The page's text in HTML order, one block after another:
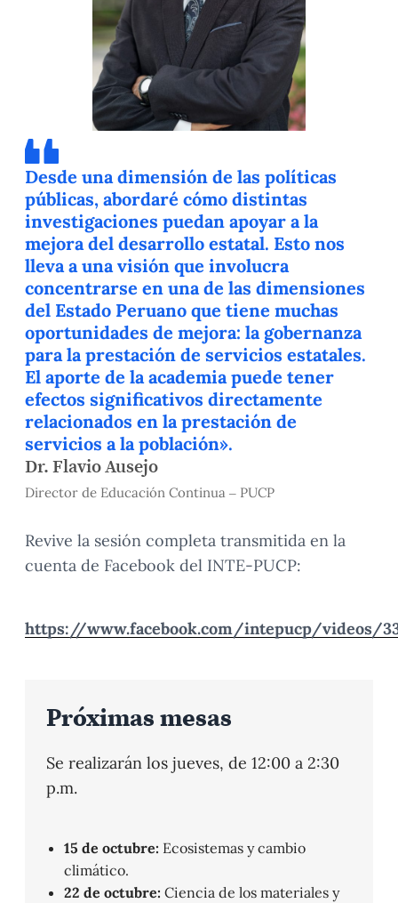
Desde una dimensión de las políticas
públicas, abordaré cómo distintas
investigaciones puedan apoyar a la
mejora del desarrollo estatal. Esto nos
lleva a una visión que involucra
concentrarse en una de las dimensiones
del Estado Peruano que tiene muchas
oportunidades de mejora: la gobernanza
para la prestación de servicios estatales.
El aporte de la academia puede tener
efectos significativos directamente
relacionados en la prestación de
servicios a la población».
Dr. Flavio Ausejo
Director de Educación Continua – PUCP
Revive la sesión completa transmitida en la
cuenta de Facebook del INTE-PUCP:
https://www.facebook.com/intepucp/videos/
Próximas mesas
Se realizarán los jueves, de 12:00 a 2:30
p.m.
15 de octubre: Ecosistemas y cambio
climático.
22 de octubre: Ciencia de los materiales y